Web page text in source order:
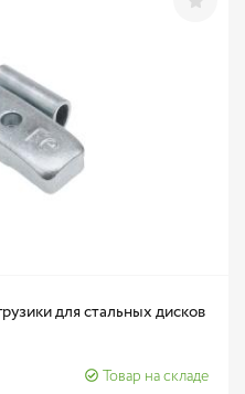
для стальных дисков
Товар на складе